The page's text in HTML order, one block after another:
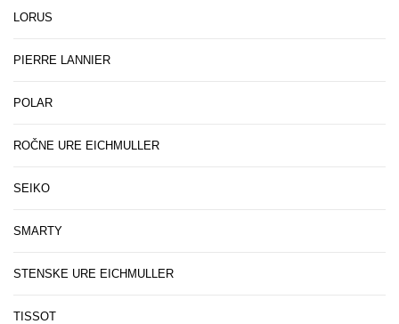
LORUS
PIERRE LANNIER
POLAR
ROČNE URE EICHMULLER
SEIKO
SMARTY
STENSKE URE EICHMULLER
TISSOT